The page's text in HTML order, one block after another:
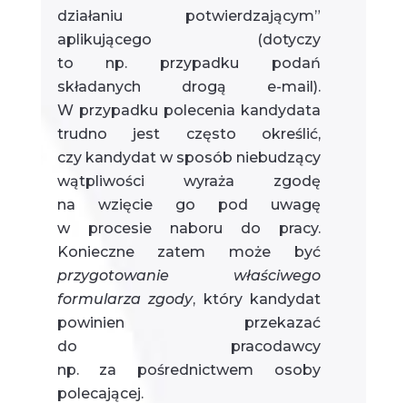
działaniu potwierdzającym”
aplikującego (dotyczy
to np. przypadku podań
składanych drogą e-mail).
W przypadku polecenia kandydata
trudno jest często określić,
czy kandydat w sposób niebudzący
wątpliwości wyraża zgodę
na wzięcie go pod uwagę
w procesie naboru do pracy.
Konieczne zatem może być
przygotowanie właściwego
formularza zgody, który kandydat
powinien przekazać
do pracodawcy
np. za pośrednictwem osoby
polecającej.